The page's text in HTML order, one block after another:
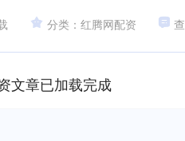
分类：红腾网配资
文章已加载完成